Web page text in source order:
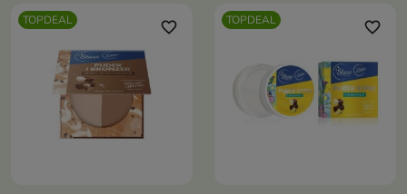
TOPDEAL
favorite_border TOPDEAL favorite_border